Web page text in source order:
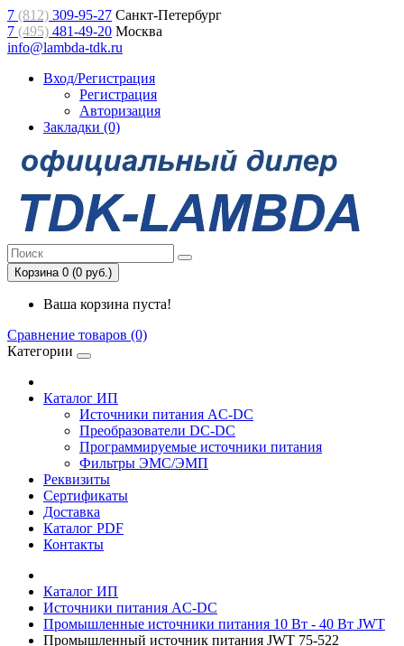
7 (812) 309-95-27 Санкт-Петербург
7 (495) 481-49-20 Москва
info@lambda-tdk.ru
Вход/Регистрация
Регистрация
Авторизация
Закладки (0)
Корзина 0 (0 руб.)
Ваша корзина пуста!
Сравнение товаров (0)
Категории
Каталог ИП
Источники питания AC-DC
Преобразователи DC-DC
Программируемые источники питания
Фильтры ЭМС/ЭМП
Реквизиты
Сертификаты
Доставка
Каталог PDF
Контакты
Каталог ИП
Источники питания AC-DC
Промышленные источники питания 10 Вт - 40 Вт JWT
Промышленный источник питания JWT 75-522